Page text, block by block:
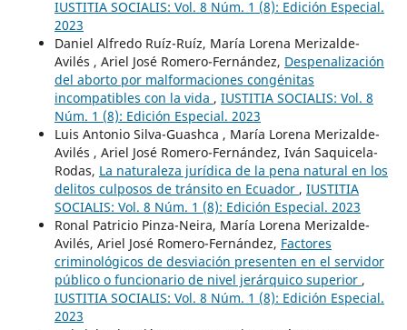
IUSTITIA SOCIALIS: Vol. 8 Núm. 1 (8): Edición Especial.
2023
Daniel Alfredo Ruíz-Ruíz, María Lorena Merizalde-
Avilés , Ariel José Romero-Fernández, Despenalización
del aborto por malformaciones congénitas
incompatibles con la vida , IUSTITIA SOCIALIS: Vol. 8
Núm. 1 (8): Edición Especial. 2023
Luis Antonio Silva-Guashca , María Lorena Merizalde-
Avilés , Ariel José Romero-Fernández, Iván Saquicela-
Rodas, La naturaleza jurídica de la pena natural en los
delitos culposos de tránsito en Ecuador , IUSTITIA
SOCIALIS: Vol. 8 Núm. 1 (8): Edición Especial. 2023
Ronal Patricio Pinza-Neira, María Lorena Merizalde-
Avilés, Ariel José Romero-Fernández, Factores
criminológicos de desviación presenten en el servidor
público o funcionario de nivel jerárquico superior ,
IUSTITIA SOCIALIS: Vol. 8 Núm. 1 (8): Edición Especial.
2023